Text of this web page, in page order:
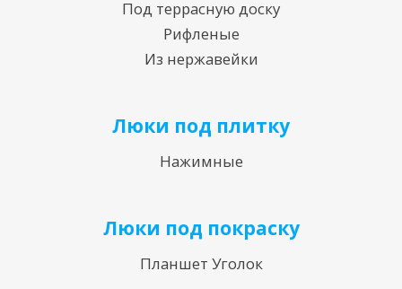
Под террасную доску
Рифленые
Из нержавейки
Люки под плитку
Нажимные
Люки под покраску
Планшет Уголок